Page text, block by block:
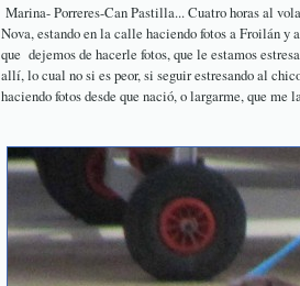
Marina- Porreres-Can Pastilla... Cuatro horas al
Nova, estando en la calle haciendo fotos a Froilán y
que dejemos de hacerle fotos, que le estamos
allí, lo cual no si es peor, si seguir estresando al
haciendo fotos desde que nació, o largarme, que me